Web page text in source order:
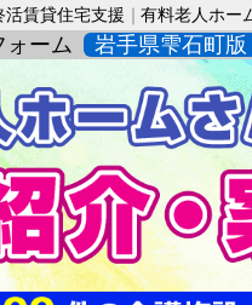
活賃貸住宅支援 有料老人ホー
ォーム 岩手県雫石町版